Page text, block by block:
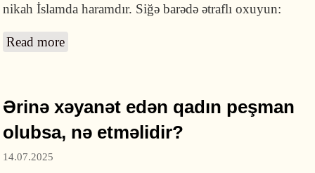
nikah İslamda haramdır. Siğə barədə ətraflı oxuyun:
Read more
Ərinə xəyanət edən qadın peşman
olubsa, nə etməlidir?
14.07.2025